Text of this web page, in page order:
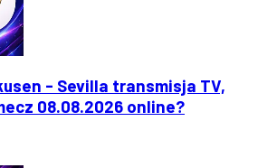
- Sevilla transmisja TV,
08.08.2026 online?